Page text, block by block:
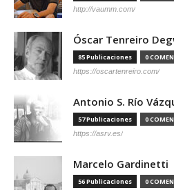
http://vaumm.com/
Óscar Tenreiro
85 Publicaciones 0
https://oscartenreiro.com/
Antonio S. Río
57 Publicaciones 0
https://asrv.es/
Marcelo Gardinetti
56 Publicaciones 0